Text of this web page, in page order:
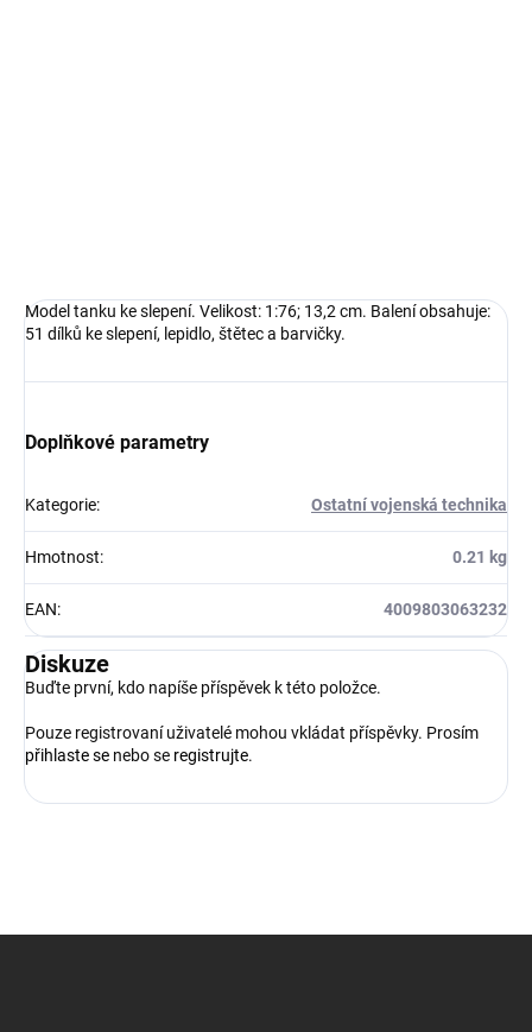
Model tanku ke slepení. Velikost: 1:76; 13,2 cm. Balení obsahuje:
51 dílků ke slepení, lepidlo, štětec a barvičky.
Doplňkové parametry
Kategorie: Ostatní vojenská technika
Hmotnost: 0.21 kg
EAN: 4009803063232
Diskuze
Buďte první, kdo napíše příspěvek k této položce.
Pouze registrovaní uživatelé mohou vkládat příspěvky. Prosím
přihlaste se nebo se registrujte.